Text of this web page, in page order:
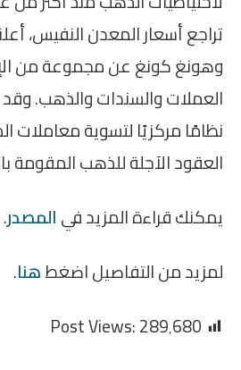
تراجع أسعار المعدن النفيس،
وهونغ كونغ عن مجموعة من
العملات والسندات والذهب.
نظامًا مركزيًا لتسوية معاملات
العقود الآجلة للذهب المقومة
يمكنك قراءة المزيد فيالمصدر.
لمزيد من التفاصيل اضغطهنا.
Post Views:289٬680